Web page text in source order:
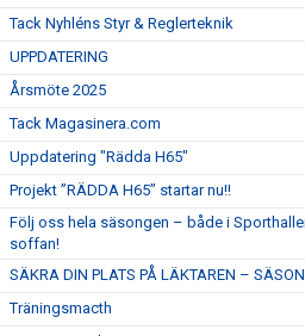
Tack Nyhléns Styr & Reglerteknik
UPPDATERING
Årsmöte 2025
Tack Magasinera.com
Uppdatering "Rädda H65"
Projekt ”RÄDDA H65” startar nu!!
Följ oss hela säsongen – både i
soffan!
SÄKRA DIN PLATS PÅ LÄKTAREN –
Träningsmacth